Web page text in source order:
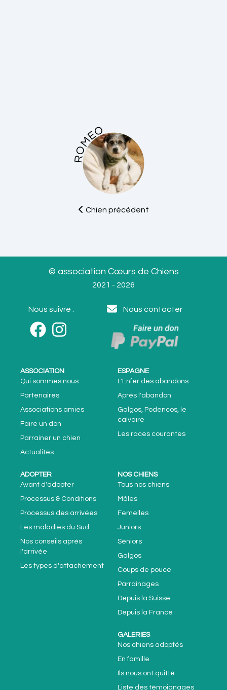
ROMEO
Chien précédent
© association Cœurs de Chiens
2021 - 2026
Nous suivre : Nous contacter
ASSOCIATION
Qui sommes nous
Partenaires
Associations amies
Faire un don
Parrainer un chien
Actualités
ESPAGNE
L'Enfer des abandons
Après l'abandon
Galgos, Podencos, le
calvaire
Les races courantes
ADOPTER
Avant d'adopter
Processus & Conditions
Processus des arrivées
Les maladies du Sud
Nos conseils après
l'arrivée
Les types d'attachement
NOS CHIENS
Tous nos chiens
Mâles
Femelles
Juniors
Séniors
Galgos
Coups de pouce
Parrainages
Depuis la Suisse
Depuis la France
GALERIES
Nos chiens adoptés
En famille
Ils nous ont quitté
Liste des témoignages